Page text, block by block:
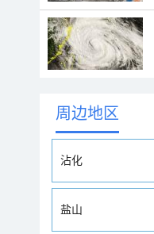
周边地区
沾化
盐山